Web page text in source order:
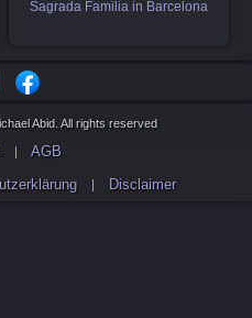
Sagrada Familia in Barcelona
Abid. All rights reserved
AGB
Disclaimer